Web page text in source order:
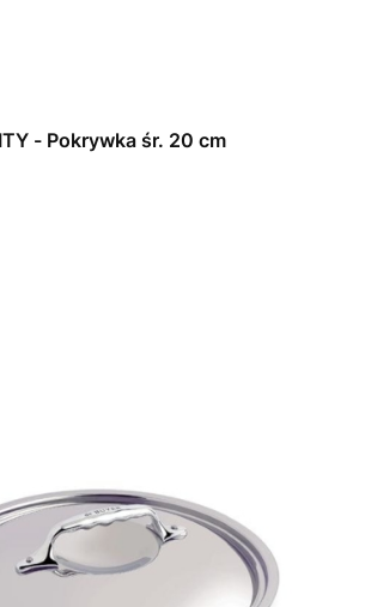
- Pokrywka śr. 20 cm